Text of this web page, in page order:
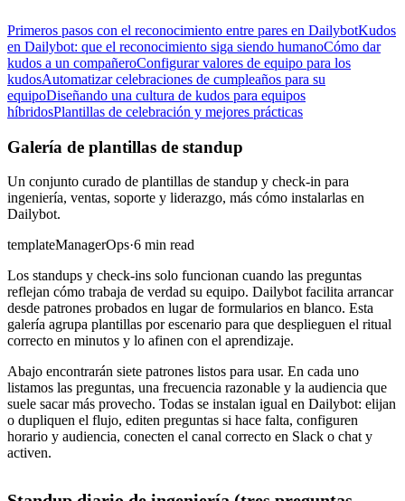
Primeros pasos con el reconocimiento entre pares en DailybotKudos
en Dailybot: que el reconocimiento siga siendo humanoCómo dar
kudos a un compañeroConfigurar valores de equipo para los
kudosAutomatizar celebraciones de cumpleaños para su
equipoDiseñando una cultura de kudos para equipos
híbridosPlantillas de celebración y mejores prácticas
Galería de plantillas de standup
Un conjunto curado de plantillas de standup y check-in para
ingeniería, ventas, soporte y liderazgo, más cómo instalarlas en
Dailybot.
templateManagerOps·6 min read
Los standups y check-ins solo funcionan cuando las preguntas
reflejan cómo trabaja de verdad su equipo. Dailybot facilita arrancar
desde patrones probados en lugar de formularios en blanco. Esta
galería agrupa plantillas por escenario para que desplieguen el ritual
correcto en minutos y lo afinen con el aprendizaje.
Abajo encontrarán siete patrones listos para usar. En cada uno
listamos las preguntas, una frecuencia razonable y la audiencia que
suele sacar más provecho. Todas se instalan igual en Dailybot: elijan
o dupliquen el flujo, editen preguntas si hace falta, configuren
horario y audiencia, conecten el canal correcto en Slack o chat y
activen.